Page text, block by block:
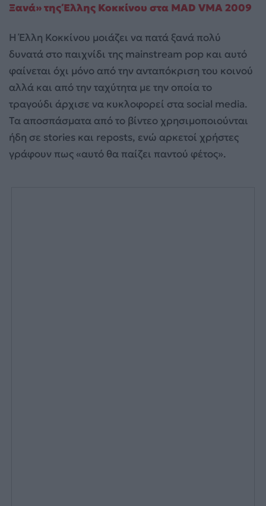
Ξανά» της Έλλης Κοκκίνου στα MAD VMA 2009
Η Έλλη Κοκκίνου μοιάζει να πατά ξανά πολύ
δυνατά στο παιχνίδι της mainstream pop και αυτό
φαίνεται όχι μόνο από την ανταπόκριση του κοινού
αλλά και από την ταχύτητα με την οποία το
τραγούδι άρχισε να κυκλοφορεί στα social media.
Τα αποσπάσματα από το βίντεο χρησιμοποιούνται
ήδη σε stories και reposts, ενώ αρκετοί χρήστες
γράφουν πως «αυτό θα παίζει παντού φέτος».